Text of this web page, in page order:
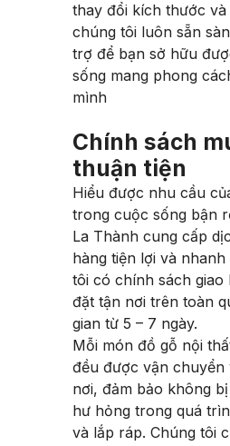
thay đổi kích thước và
chúng tôi luôn sẵn
trợ để bạn sở hữu
sống mang phong
mình
Chính sách
thuận tiện
Hiểu được nhu cầu
trong cuộc sống bận
La Thành cung cấp
hàng tiện lợi và
tôi có chính sách giao
đặt tận nơi trên toàn
gian từ 5 – 7 ngày.
Mỗi món đồ gỗ nội
đều được vận chuyển
nơi, đảm bảo không
hư hỏng trong quá
và lắp ráp. Chúng tôi